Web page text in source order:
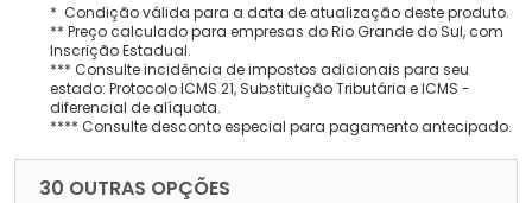
* Condição válida para a data de atualização deste produto.
** Preço calculado para empresas do Rio Grande do Sul, com
Inscrição Estadual.
*** Consulte incidência de impostos adicionais para seu
estado: Protocolo ICMS 21, Substituição Tributária e ICMS -
diferencial de alíquota.
**** Consulte desconto especial para pagamento antecipado.
30 OUTRAS OPÇÕES